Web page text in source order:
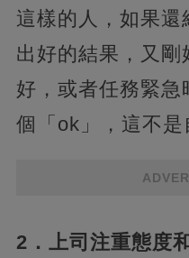
這樣的人，如果還
出好的結果，又剛
好，或者任務緊
個「ok」，這不是
2．上司注重態度